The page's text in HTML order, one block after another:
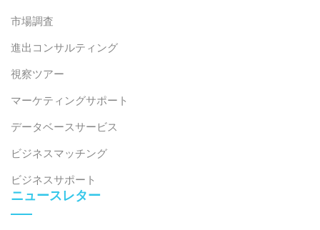
easier to install, no longer requiring complex
control, and open ecosystems make it more
convenient for users to adopt.
– Third, consumer perceptions have changed. Smart
home is no longer viewed as “premium high-tech
gadgets,” but as a practical solution to save electricity,
COVID-19, Vietnamese consumers have become
more attentive to living space, home security, and
市場調査
進出コンサルティング
視察ツアー
マーケティングサポート
データベースサービス
ビジネスマッチング
ビジネスサポート
ニュースレター